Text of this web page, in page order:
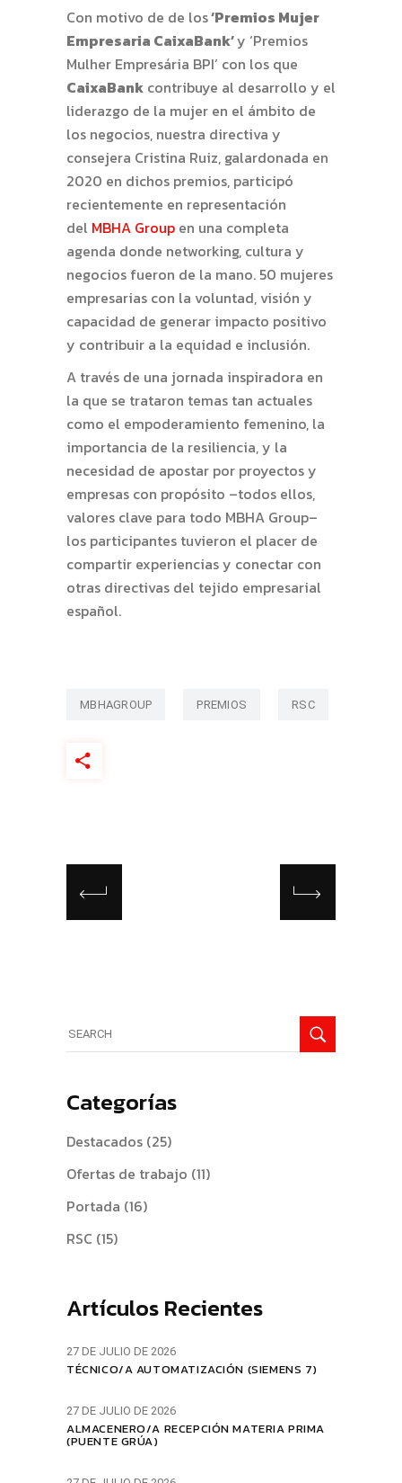
Con motivo de de los‘Premios Mujer
Empresaria CaixaBank’y ‘Premios
Mulher Empresária BPI’ con los que
CaixaBank contribuye al desarrollo y el
liderazgo de la mujer en el ámbito de
los negocios, nuestra directiva y
consejera Cristina Ruiz, galardonada en
2020 en dichos premios, participó
recientemente en representación
del MBHA Group en una completa
agenda donde networking, cultura y
negocios fueron de la mano. 50 mujeres
empresarias con la voluntad, visión y
capacidad de generar impacto positivo
y contribuir a la equidad e inclusión.
A través de una jornada inspiradora en
la que se trataron temas tan actuales
como el empoderamiento femenino, la
importancia de la resiliencia, y la
necesidad de apostar por proyectos y
empresas con propósito –todos ellos,
valores clave para todo MBHA Group–
los participantes tuvieron el placer de
compartir experiencias y conectar con
otras directivas del tejido empresarial
español.
MBHAGROUP PREMIOS RSC
for:
Categorías
Destacados (25)
Ofertas de trabajo (11)
Portada (16)
RSC (15)
Artículos Recientes
27 DE JULIO DE 2026
TÉCNICO/A AUTOMATIZACIÓN (SIEMENS 7)
27 DE JULIO DE 2026
ALMACENERO/A RECEPCIÓN MATERIA PRIMA
(PUENTE GRÚA)